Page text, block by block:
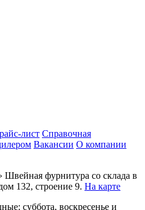
лист Справочная
Вакансии О компании
Швейная фурнитура со склада в
132, строение 9. На карте
суббота, воскресенье и